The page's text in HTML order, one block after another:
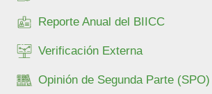
Reporte Anual del BIICC
Verificación Externa
Opinión de Segunda Parte (SPO)